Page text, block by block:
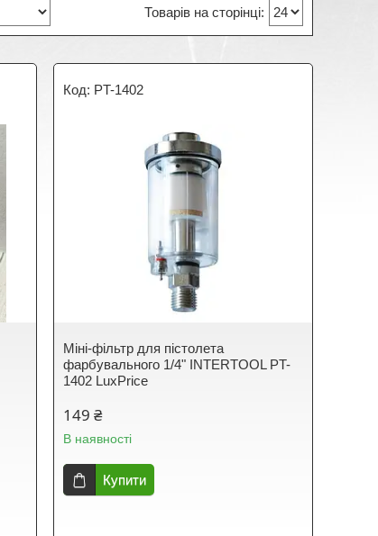
PT-1402
Міні-фільтр для пістолета
фарбувального 1/4" INTERTOOL PT-
1402 LuxPrice
149 ₴
В наявності
Купити